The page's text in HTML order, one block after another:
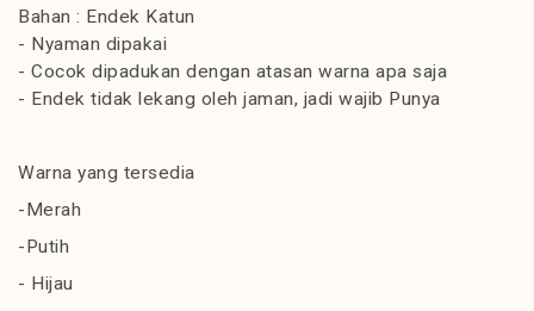
Bahan : Endek Katun
- Nyaman dipakai
- Cocok dipadukan dengan atasan warna apa saja
- Endek tidak lekang oleh jaman, jadi wajib Punya
Warna yang tersedia
-Merah
-Putih
- Hijau